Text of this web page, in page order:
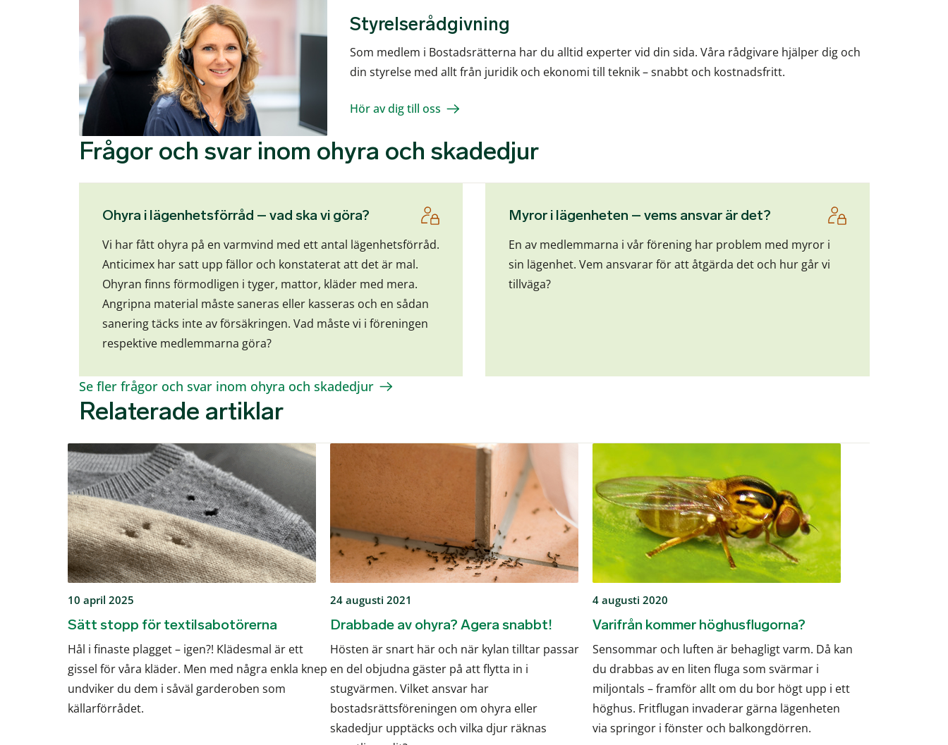
Styrelserådgivning
Som medlem i Bostadsrätterna har du alltid experter vid din sida. Våra rådgivare hjälper dig och
din styrelse med allt från juridik och ekonomi till teknik – snabbt och kostnadsfritt.
Hör av dig till oss
Frågor och svar inom ohyra och skadedjur
Ohyra i lägenhetsförråd – vad ska vi göra?
Vi har fått ohyra på en varmvind med ett antal lägenhetsförråd.
Anticimex har satt upp fällor och konstaterat att det är mal.
Ohyran finns förmodligen i tyger, mattor, kläder med mera.
Angripna material måste saneras eller kasseras och en sådan
sanering täcks inte av försäkringen. Vad måste vi i föreningen
respektive medlemmarna göra?
Myror i lägenheten – vems ansvar är det?
En av medlemmarna i vår förening har problem med myror i
sin lägenhet. Vem ansvarar för att åtgärda det och hur går vi
tillväga?
Se fler frågor och svar inom ohyra och skadedjur
Relaterade artiklar
10 april 2025
Sätt stopp för textilsabotörerna
Hål i finaste plagget – igen?! Klädesmal är ett
gissel för våra kläder. Men med några enkla knep
undviker du dem i såväl garderoben som
källarförrådet.
24 augusti 2021
Drabbade av ohyra? Agera snabbt!
Hösten är snart här och när kylan tilltar passar
en del objudna gäster på att flytta in i
stugvärmen. Vilket ansvar har
bostadsrättsföreningen om ohyra eller
skadedjur upptäcks och vilka djur räknas
4 augusti 2020
Varifrån kommer höghusflugorna?
Sensommar och luften är behagligt varm. Då kan
du drabbas av en liten fluga som svärmar i
miljontals – framför allt om du bor högt upp i ett
höghus. Fritflugan invaderar gärna lägenheten
via springor i fönster och balkongdörren.